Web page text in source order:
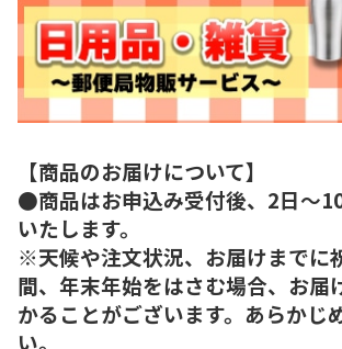
【商品のお届けについて】
●商品はお申込み受付後、2日～
いたします。
※天候や注文状況、お届けまでに
間、年末年始をはさむ場合、お届
かることがございます。あらかじ
い。